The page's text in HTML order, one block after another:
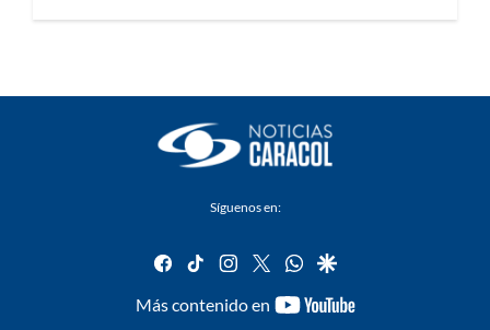
Síguenos en:
facebook
tiktok instagram
twitterwhatsapp
google
Más contenido en
youtube-